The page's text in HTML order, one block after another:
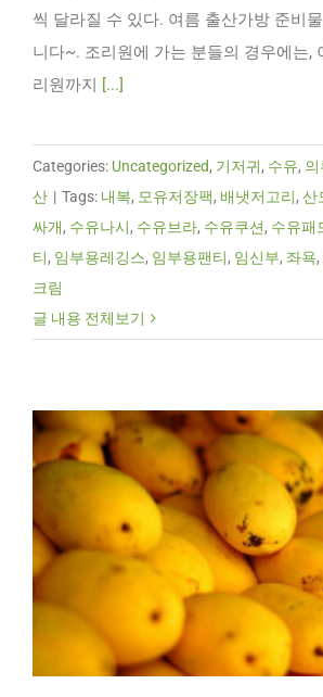
씩 달라질 수 있다. 여름 출산가방 준비
니다~. 조리원에 가는 분들의 경우에는,
리원까지 [...]
Categories: Uncategorized, 기저귀, 수유,
산 | Tags: 내복, 모유저장팩, 배냇저고리, 산
싸개, 수유나시, 수유브라, 수유쿠션, 수유패
티, 임부용레깅스, 임부용팬티, 임신부, 좌욕,
크림
글 내용 전체보기